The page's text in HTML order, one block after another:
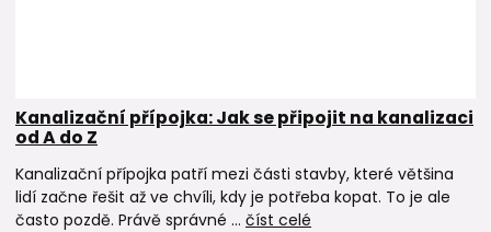
Kanalizační přípojka: Jak se připojit na kanalizaci
od A do Z
Kanalizační přípojka patří mezi části stavby, které většina
lidí začne řešit až ve chvíli, kdy je potřeba kopat. To je ale
často pozdě. Právě správné ... číst celé